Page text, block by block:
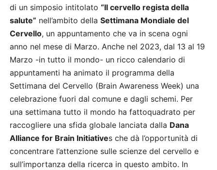
di un simposio intitolato “Il cervello regista della
salute” nell’ambito della Settimana Mondiale del
Cervello, un appuntamento che va in scena ogni
anno nel mese di Marzo. Anche nel 2023, dal 13 al 19
Marzo -in tutto il mondo- un ricco calendario di
appuntamenti ha animato il programma della
Settimana del Cervello (Brain Awareness Week) una
celebrazione fuori dal comune e dagli schemi. Per
una settimana tutto il mondo ha fattoquadrato per
raccogliere una sfida globale lanciata dalla Dana
Alliance for Brain Initiatives che dà l’opportunità di
concentrare l’attenzione sulle scienze del cervello e
sull’importanza della ricerca in questo ambito. In